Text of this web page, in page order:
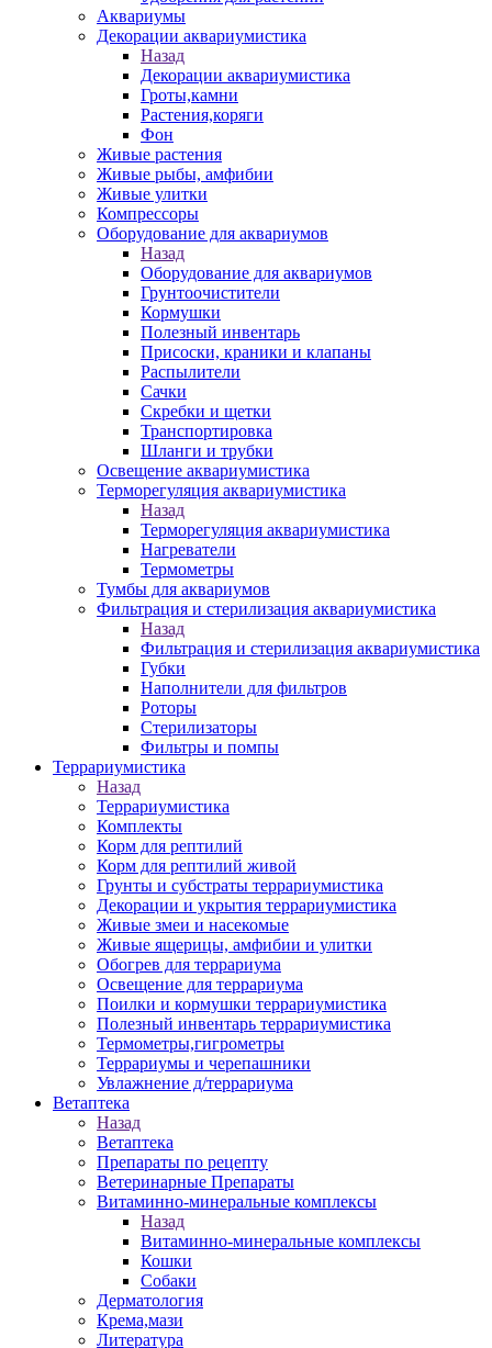
Аквариумы
Декорации аквариумистика
Назад
Декорации аквариумистика
Гроты,камни
Растения,коряги
Фон
Живые растения
Живые рыбы, амфибии
Живые улитки
Компрессоры
Оборудование для аквариумов
Назад
Оборудование для аквариумов
Грунтоочистители
Кормушки
Полезный инвентарь
Присоски, краники и клапаны
Распылители
Сачки
Скребки и щетки
Транспортировка
Шланги и трубки
Освещение аквариумистика
Терморегуляция аквариумистика
Назад
Терморегуляция аквариумистика
Нагреватели
Термометры
Тумбы для аквариумов
Фильтрация и стерилизация аквариумистика
Назад
Фильтрация и стерилизация аквариумистика
Губки
Наполнители для фильтров
Роторы
Стерилизаторы
Фильтры и помпы
Террариумистика
Назад
Террариумистика
Комплекты
Корм для рептилий
Корм для рептилий живой
Грунты и субстраты террариумистика
Декорации и укрытия террариумистика
Живые змеи и насекомые
Живые ящерицы, амфибии и улитки
Обогрев для террариума
Освещение для террариума
Поилки и кормушки террариумистика
Полезный инвентарь террариумистика
Термометры,гигрометры
Террариумы и черепашники
Увлажнение д/террариума
Ветаптека
Назад
Ветаптека
Препараты по рецепту
Ветеринарные Препараты
Витаминно-минеральные комплексы
Назад
Витаминно-минеральные комплексы
Кошки
Собаки
Дерматология
Крема,мази
Литература